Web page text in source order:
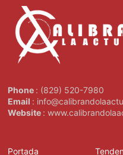
Phone : (829) 520-7980
Email :
Website :
Portada